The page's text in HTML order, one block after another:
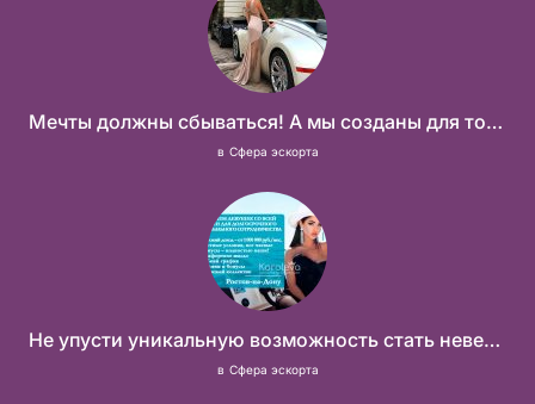
Мечты должны сбываться! А мы созданы для того что бы их осуществить!
в Сфера эскорта
Не упусти уникальную возможность стать невероятно успешной и независимой!
в Сфера эскорта